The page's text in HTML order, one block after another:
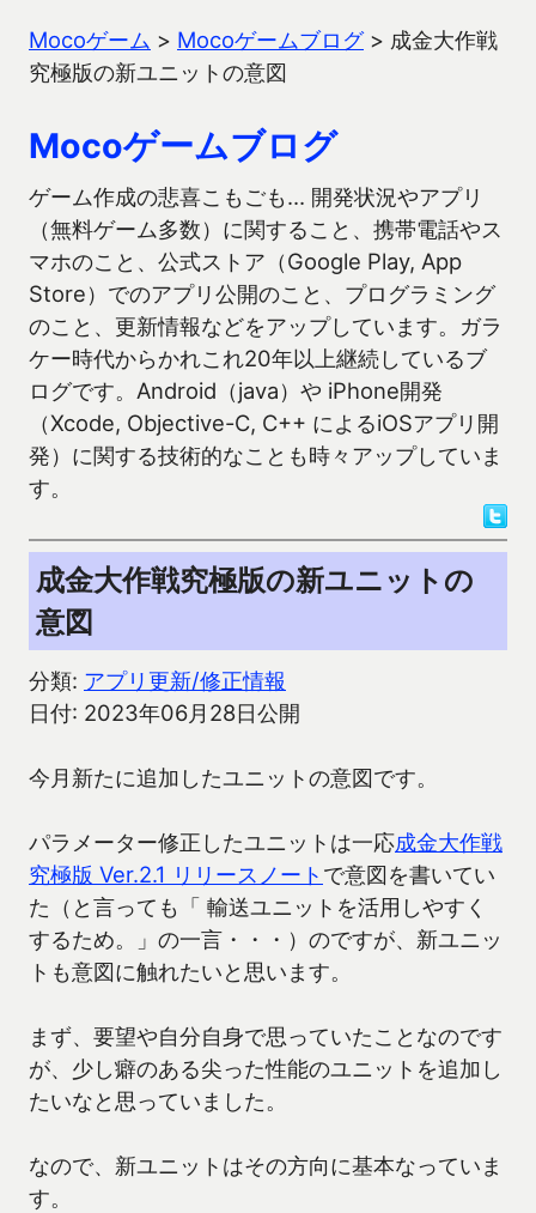
Mocoゲーム > Mocoゲームブログ> 成金大作戦
究極版の新ユニットの意図
Mocoゲームブログ
ゲーム作成の悲喜こもごも… 開発状況やアプリ
（無料ゲーム多数）に関すること、携帯電話やス
マホのこと、公式ストア（Google Play, App
Store）でのアプリ公開のこと、プログラミング
のこと、更新情報などをアップしています。ガラ
ケー時代からかれこれ20年以上継続しているブ
ログです。Android（java）や iPhone開発
（Xcode, Objective-C, C++ によるiOSアプリ開
発）に関する技術的なことも時々アップしていま
す。
成金大作戦究極版の新ユニットの
意図
分類: アプリ更新/修正情報
日付: 2023年06月28日公開
今月新たに追加したユニットの意図です。
パラメーター修正したユニットは一応成金大作戦
究極版 Ver.2.1 リリースノート で意図を書いてい
た（と言っても「 輸送ユニットを活用しやすく
するため。」の一言・・・）のですが、新ユニッ
トも意図に触れたいと思います。
まず、要望や自分自身で思っていたことなのです
が、少し癖のある尖った性能のユニットを追加し
たいなと思っていました。
なので、新ユニットはその方向に基本なっていま
す。